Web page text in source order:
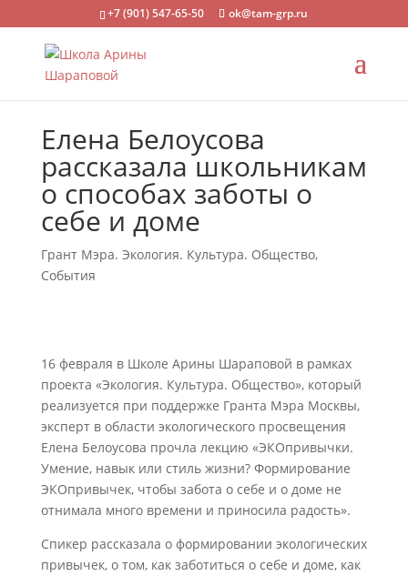
+7 (901) 547-65-50 ok@tam-grp.ru
Елена Белоусова
рассказала школьникам
о способах заботы о
себе и доме
Грант Мэра. Экология. Культура. Общество,
События
16 февраля в Школе Арины Шараповой в рамках
проекта «Экология. Культура. Общество», который
реализуется при поддержке Гранта Мэра Москвы,
эксперт в области экологического просвещения
Елена Белоусова прочла лекцию «ЭКОпривычки.
Умение, навык или стиль жизни? Формирование
ЭКОпривычек, чтобы забота о себе и о доме не
отнимала много времени и приносила радость».
Спикер рассказала о формировании экологических
привычек, о том, как заботиться о себе и доме, как